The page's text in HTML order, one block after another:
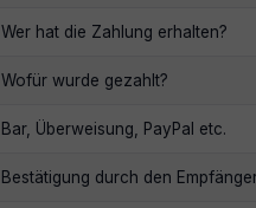
Wer hat die Zahlung erhalten?
Wofür wurde gezahlt?
Bar, Überweisung, PayPal etc.
Bestätigung durch den